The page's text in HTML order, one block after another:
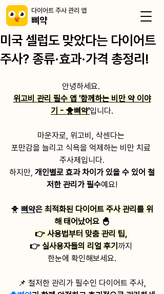
​다이어트 주사 관리 앱
삐약
미국 셀럽도 맞았다는 다이어트
주사? 종류·효과·가격 총정리!
안녕하세요.
위고비 관리 필수 앱 '함께하는 비만 약 이야
기 - 🐥삐약'입니다.
마운자로, 위고비, 삭센다는
포만감을 늘리고 식욕을 억제하는 비만 치료
주사제입니다.
하지만, 개인별로 효과 차이가 있을 수 있어 철
저한 관리가 필수예요!
🐥 삐약은 최적화된 다이어트 주사 관리를 위
해 태어났어요 🐣
👉 사용법부터 맞춤 관리 팁,
👉 실사용자들의 리얼 후기 까지
한눈에 확인해보세요.
📌 철저한 관리가 필수인 다이어트 주사,